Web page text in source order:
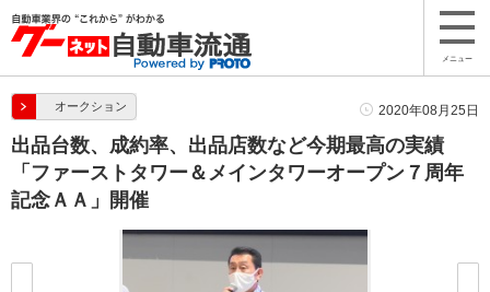
メニュー
オークション 2020年08月25日
出品台数、成約率、出品店数など今期最高の実績
「ファーストタワー＆メインタワーオープン７周年
記念ＡＡ」開催